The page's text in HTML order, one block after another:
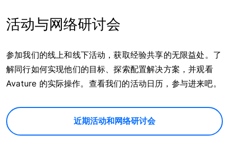
活动与网络研讨会
参加我们的线上和线下活动，获取经验共享的无限益处。了
解同行如何实现他们的目标、探索配置解决方案，并观看
Avature 的实际操作。查看我们的活动日历，参与进来吧。
近期活动和网络研讨会